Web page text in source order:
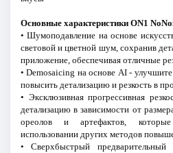
Основные характеристики ON1
• Шумоподавление на основе
световой и цветной шум, сохранив
приложение, обеспечивая отличные
• Demosaicing на основе AI -
повысить детализацию и резкость в
• Эксклюзивная прогрессивная
детализацию в зависимости от
ореолов и артефактов,
использовании других методов
• Сверхбыстрый предварительный